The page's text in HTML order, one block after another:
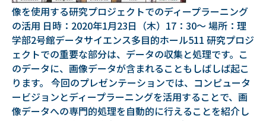
像を使用する研究プロジェクトでのディープラーニング
の活用 日時：2020年1月23日（木）17：30～ 場所：理
学部2号館データサイエンス多目的ホール511 研究プロジ
ェクトでの重要な部分は、データの収集と処理です。こ
のデータに、画像データが含まれることもしばしば起こ
ります。 今回のプレゼンテーションでは、コンピュータ
ービジョンとディープラーニングを活用することで、画
像データへの専門的処理を自動的に行えることを紹介し